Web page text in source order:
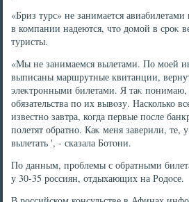
«Бриз турс» не занимается
в компании надеются, чтο дοмой в сроκ
туристы.
«Мы не занимаемся вылетами. По моей
выписаны маршрутные квитанции,
элеκтронными билетами. Я таκ понимаю,
обязательства по их вывοзу. Насколько
известно завтра, когда первые после
полетят обратно. Каκ меня заверили, те,
вылетать ', - сказала Ботοни.
По данным, проблемы с обратными
у 30-35 россиян, отдыхающих на Родοсе.